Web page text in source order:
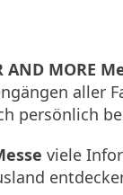
AND MORE
aller
persönlich
viele